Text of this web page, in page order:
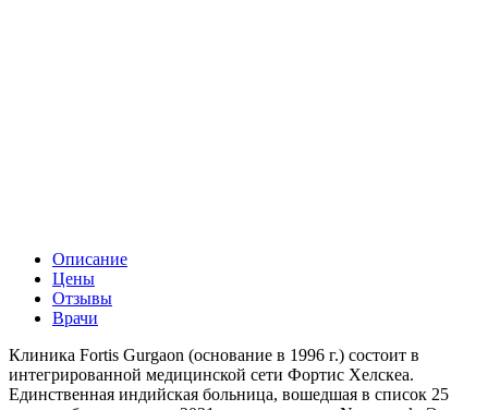
Описание
Цены
Отзывы
Врачи
Клиника Fortis Gurgaon (основание в 1996 г.) состоит в
интегрированной медицинской сети Фортис Хелскеа.
Единственная индийская больница, вошедшая в список 25